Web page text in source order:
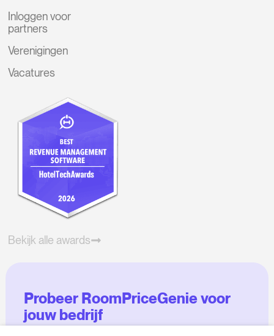
Inloggen voor
partners
Verenigingen
Vacatures
Bekijk alle awards
Probeer RoomPriceGenie voor
jouw bedrijf